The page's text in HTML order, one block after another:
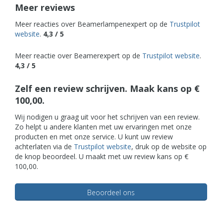
Meer reviews
Meer reacties over Beamerlampenexpert op de Trustpilot
website. 4,3 / 5
Meer reactie over Beamerexpert op de Trustpilot website.
4,3 / 5
Zelf een review schrijven. Maak kans op €
100,00.
Wij nodigen u graag uit voor het schrijven van een review.
Zo helpt u andere klanten met uw ervaringen met onze
producten en met onze service. U kunt uw review
achterlaten via de Trustpilot website, druk op de website op
de knop beoordeel. U maakt met uw review kans op €
100,00.
Beoordeel ons